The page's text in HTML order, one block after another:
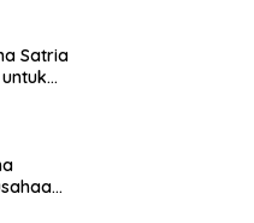
Satria